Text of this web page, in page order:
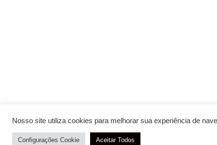
Nosso site utiliza cookies para melhorar sua experiência de
Configurações Cookie Aceitar Todos